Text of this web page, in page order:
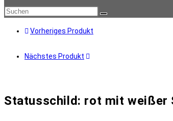
Diese
durchsuchen
Vorheriges Produkt
Nächstes Produkt
Statusschild: rot mit weißer